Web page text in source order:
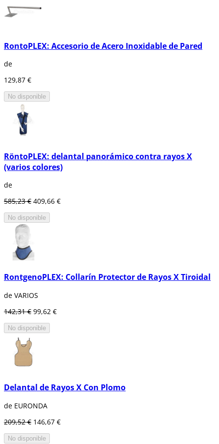
RontoPLEX: Accesorio de Acero Inoxidable de Pared
de
129,87 €
No disponible
RöntoPLEX: delantal panorámico contra rayos X
(varios colores)
de
585,23 € 409,66 €
No disponible
RontgenoPLEX: Collarín Protector de Rayos X Tiroidal
de VARIOS
142,31 € 99,62 €
No disponible
Delantal de Rayos X Con Plomo
de EURONDA
209,52 € 146,67 €
No disponible